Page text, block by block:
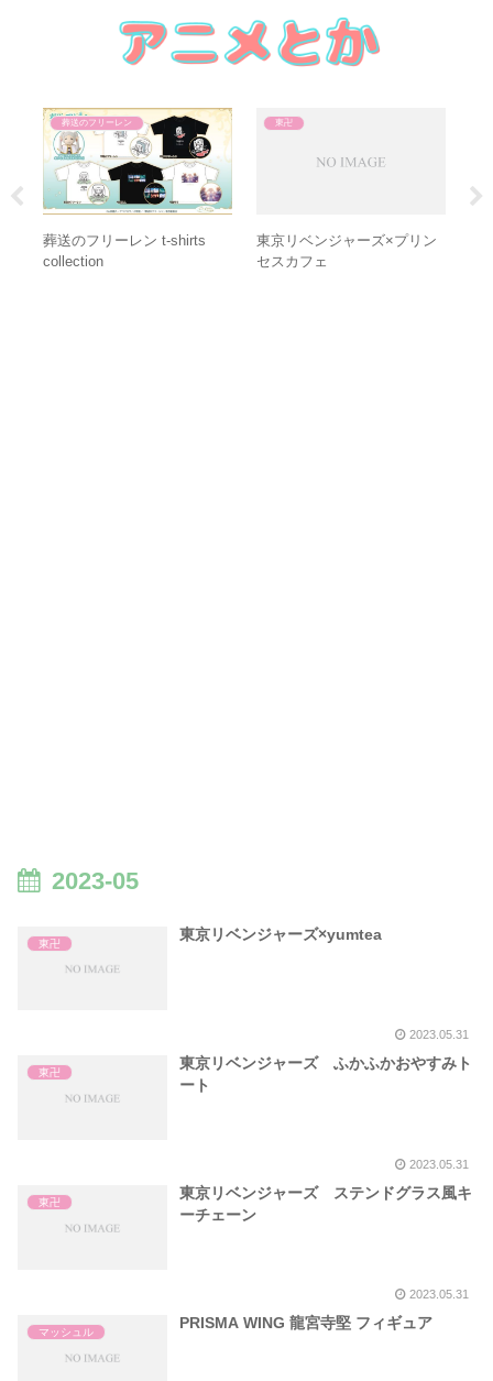
葬送のフリーレン
葬送のフリーレン t-shirts
collection
東卍
東京リベンジャーズ×プリン
セスカフェ
2023-05
東卍
東京リベンジャーズ×yumtea
2023.05.31
東卍
東京リベンジャーズ ふかふかおやすみト
ート
2023.05.31
東卍
東京リベンジャーズ ステンドグラス風キ
ーチェーン
2023.05.31
マッシュル
PRISMA WING 龍宮寺堅 フィギュア